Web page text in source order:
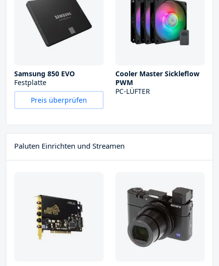
Samsung 850 EVO
Festplatte
Preis überprüfen
Cooler Master Sickleflow
PWM
PC-LÜFTER
Paluten Einrichten und Streamen